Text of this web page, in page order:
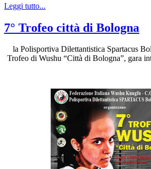
Leggi tutto...
7° Trofeo città di Bologna
la Polisportiva Dilettantistica Spartacus
Trofeo di Wushu “Città di Bologna”, gara